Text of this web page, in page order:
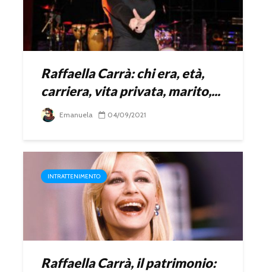
Raffaella Carrà: chi era, età,
carriera, vita privata, marito,...
Emanuela 04/09/2021
INTRATTENIMENTO
Raffaella Carrà, il patrimonio: